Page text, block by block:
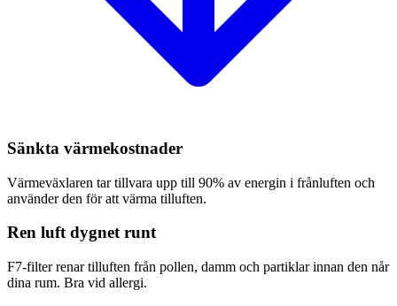
Sänkta värmekostnader
Värmeväxlaren tar tillvara upp till 90% av energin i frånluften och
använder den för att värma tilluften.
Ren luft dygnet runt
F7-filter renar tilluften från pollen, damm och partiklar innan den når
dina rum. Bra vid allergi.